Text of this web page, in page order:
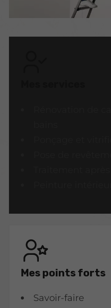
Mes points forts
Savoir-faire